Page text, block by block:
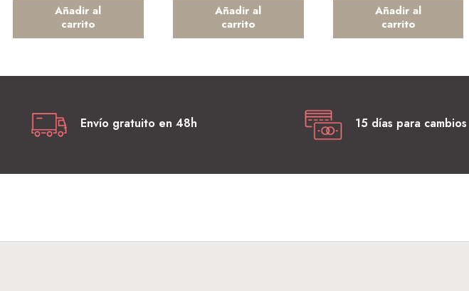
Añadir al
carrito
Añadir al
carrito
Añadir al
carrito
Envío gratuito en 48h 15 días para cambios